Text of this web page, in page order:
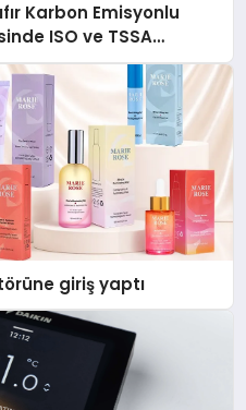
Karbon Emisyonlu
ISO ve TSSA
giriş yaptı